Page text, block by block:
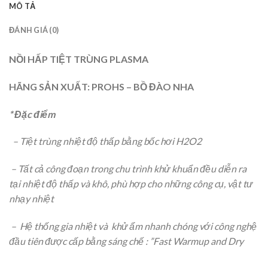
MÔ TẢ
ĐÁNH GIÁ (0)
NỒI HẤP TIỆT TRÙNG PLASMA
HÃNG SẢN XUẤT: PROHS – BỒ ĐÀO NHA
* Đặc điểm
– Tiệt trùng nhiệt độ thấp bằng bốc hơi H2O2
– Tất cả công đoạn trong chu trình khử khuẩn đều diễn ra
tại nhiệt độ thấp và khô, phù hợp cho những công cụ, vật tư
nhạy nhiệt
– Hệ thống gia nhiệt và khử ẩm nhanh chóng với công nghệ
đầu tiên được cấp bằng sáng chế : ”Fast Warmup and Dry